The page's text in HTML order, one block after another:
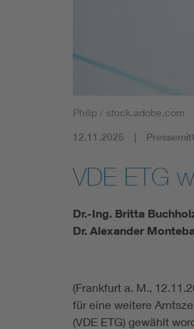
Philip / stock.adobe.com
12.11.2025
VDE ETG
Dr.-Ing. Britta
Dr. Alexander
(Frankfurt a. M.,
für eine weitere
(VDE ETG) gewählt